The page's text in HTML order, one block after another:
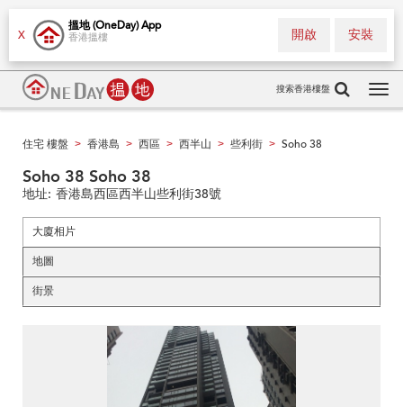
X
搵地 (OneDay) App
香港搵樓 安裝
開啟
搜索香港樓盤
住宅 樓盤 > 香港島 > 西區 > 西半山 > 些利街 > Soho 38
Soho 38 Soho 38
地址: 香港島西區西半山些利街38號
大廈相片
地圖
街景